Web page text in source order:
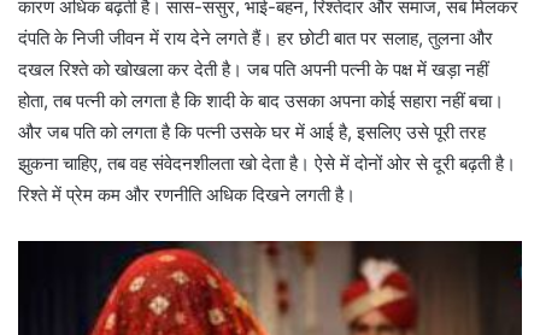
कारण अधिक बढ़ती है। सास-ससुर, भाई-बहन, रिश्तेदार और समाज, सब मिलकर
दंपति के निजी जीवन में राय देने लगते हैं। हर छोटी बात पर सलाह, तुलना और
दखल रिश्ते को खोखला कर देती है। जब पति अपनी पत्नी के पक्ष में खड़ा नहीं
होता, तब पत्नी को लगता है कि शादी के बाद उसका अपना कोई सहारा नहीं बचा।
और जब पति को लगता है कि पत्नी उसके घर में आई है, इसलिए उसे पूरी तरह
झुकना चाहिए, तब वह संवेदनशीलता खो देता है। ऐसे में दोनों ओर से दूरी बढ़ती है।
रिश्ते में प्रेम कम और रणनीति अधिक दिखने लगती है।